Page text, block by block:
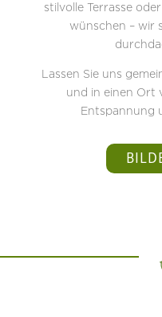
stilvolle Terrasse
wünschen – wir
Lassen Sie uns
und in einen Ort
Entspannung